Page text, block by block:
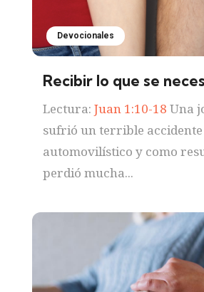
Devocionales
Recibir lo que se
Lectura: Juan 1:10-18 Una
sufrió un terrible accidente
automovilístico y como
perdió mucha...